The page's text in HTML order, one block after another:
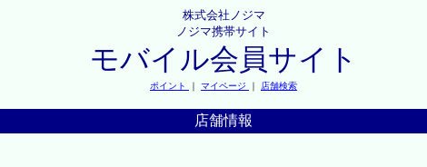
株式会社ノジマ
ノジマ携帯サイト
モバイル会員サイト
ポイント ｜ マイページ ｜ 店舗検索
店舗情報